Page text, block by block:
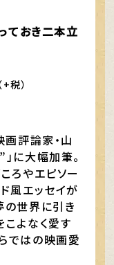
ておき二本立
税）
画評論家・山
に大幅加筆。
ろやエピソー
風エッセイが
の世界に引き
よなく愛す
ではの映画愛